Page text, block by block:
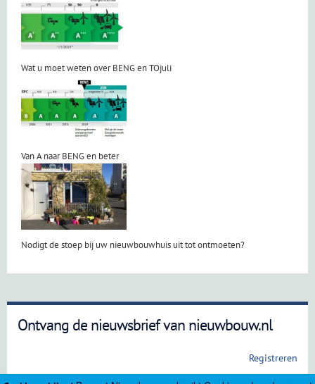
Wat u moet weten over BENG en TOjuli
Van A naar BENG en beter
Nodigt de stoep bij uw nieuwbouwhuis uit tot ontmoeten?
Ontvang de nieuwsbrief van nieuwbouw.nl
Registreren